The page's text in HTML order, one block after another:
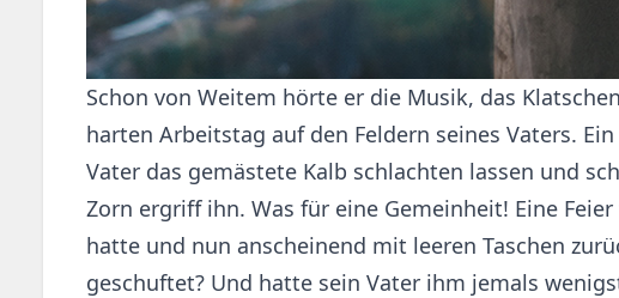
Schon von Weitem hörte er die Musik, das
harten Arbeitstag auf den Feldern seines Vaters.
Vater das gemästete Kalb schlachten lassen und
Zorn ergriff ihn. Was für eine Gemeinheit! Eine
hatte und nun anscheinend mit leeren Taschen
geschuftet? Und hatte sein Vater ihm jemals